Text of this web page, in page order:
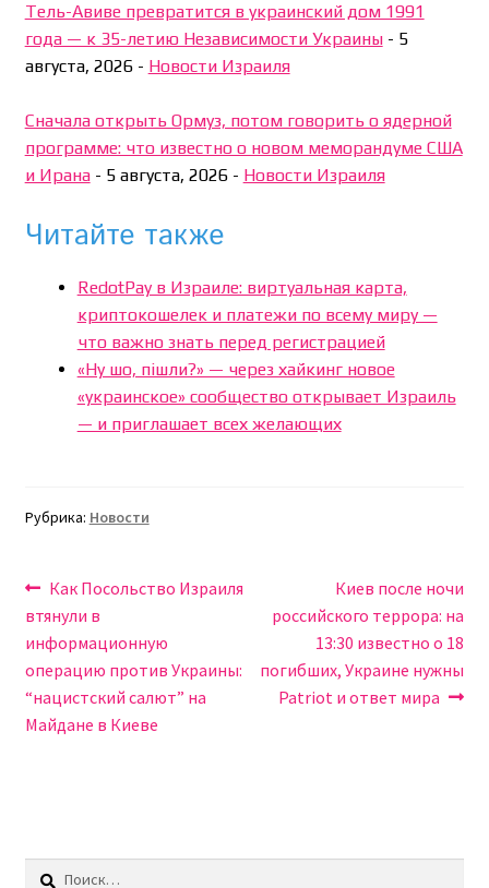
Тель-Авиве превратится в украинский дом 1991
года — к 35-летию Независимости Украины- 5
августа, 2026- Новости Израиля
Сначала открыть Ормуз, потом говорить о ядерной
программе: что известно о новом меморандуме США
и Ирана- 5 августа, 2026- Новости Израиля
Читайте также
RedotPay в Израиле: виртуальная карта,
криптокошелек и платежи по всему миру —
что важно знать перед регистрацией
«Ну шо, пішли?» — через хайкинг новое
«украинское» сообщество открывает Израиль
— и приглашает всех желающих
Рубрика: Новости
Навигация
по
записям
Предыдущая
запись:
Как Посольство Израиля
втянули в
информационную
операцию против Украины:
“нацистский салют” на
Майдане в Киеве
Следующая
запись:
Киев после ночи
российского террора: на
13:30 известно о 18
погибших, Украине нужны
Patriot и ответ мира
Найти: